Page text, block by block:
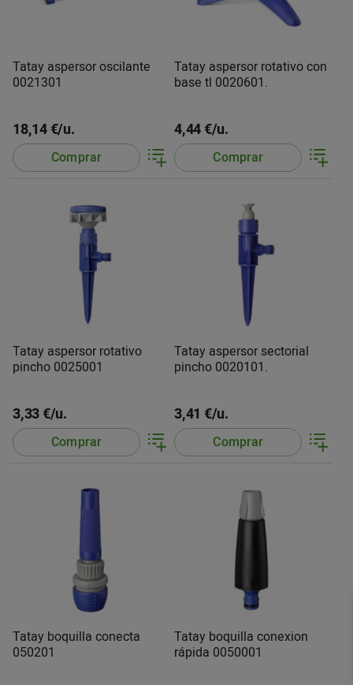
Tatay aspersor oscilante
0021301
18,14 €/u.
Comprar
Tatay aspersor rotativo con
base tl 0020601.
4,44 €/u.
Comprar
Tatay aspersor rotativo
pincho 0025001
3,33 €/u.
Comprar
Tatay aspersor sectorial
pincho 0020101.
3,41 €/u.
Comprar
Tatay boquilla conecta
050201
Tatay boquilla conexion
rápida 0050001